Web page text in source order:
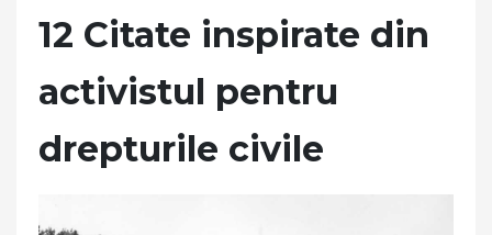
12 Citate inspirate din
activistul pentru
drepturile civile